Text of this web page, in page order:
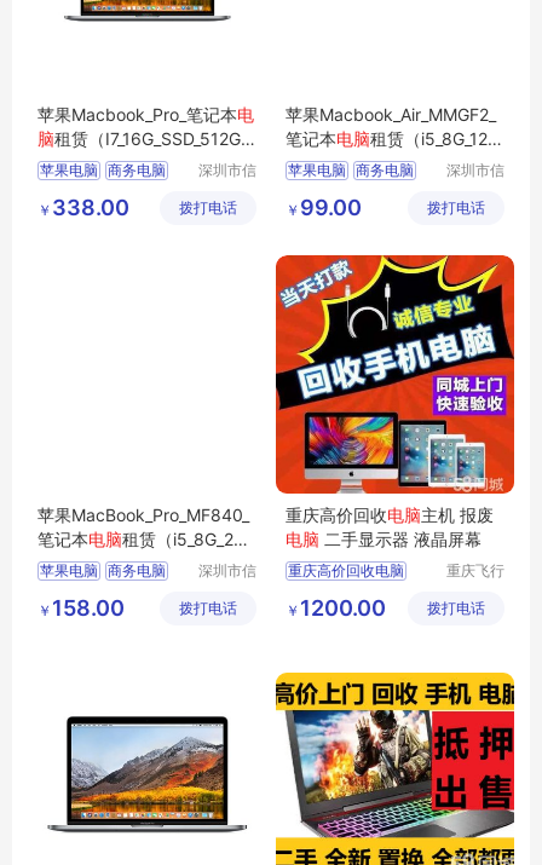
苹果Macbook_Pro_笔记本电
脑租赁（I7_16G_SSD_512G_1
5.4寸_2K屏）
苹果电脑 商务电脑
企业电脑
深圳市信
技术有限
￥ 338.00 拨打电话
苹果Macbook_Air_MMGF2_
笔记本电脑租赁（i5_8G_128
G_13.3英寸）
苹果电脑 商务电脑
企业电脑
深圳市信
技术有限
￥ 99.00 拨打电话
苹果MacBook_Pro_MF840_
笔记本电脑租赁（i5_8G_256
G_13.3英寸）
苹果电脑 商务电脑
企业电脑
深圳市信
技术有限
￥ 158.00 拨打电话
重庆高价回收电脑主机 报废
电脑 二手显示器 液晶屏幕
重庆高价回收电脑
重庆飞行
限公司
￥ 1200.00 拨打电话